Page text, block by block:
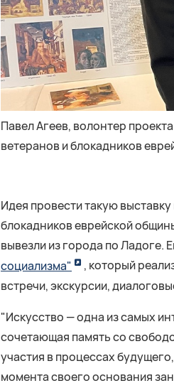
Павел Агеев, волонтер
ветеранов и блокадников
Идея провести такую
блокадников еврейской
вывезли из города по Ладоге.
социализма"
, который
встречи, экскурсии,
"Искусство — одна из самых
сочетающая память со
участия в процессах
момента своего основания